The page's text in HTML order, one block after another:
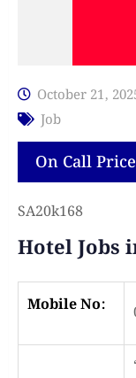
October 21,
Job
On Call Price
SA20k168
Hotel Jobs
Mobile No: